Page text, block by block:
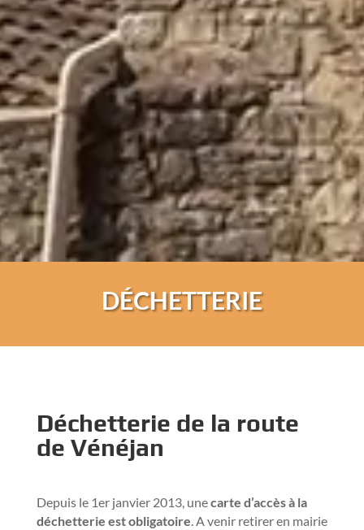
DÉCHETTERIE
Déchetterie de la route
de Vénéjan
Depuis le 1er janvier 2013, unecarte d’accès à la
déchetterie est obligatoire . A venir retirer en mairie